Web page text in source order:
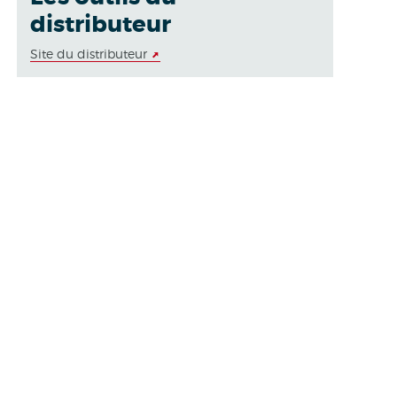
distributeur
Site du distributeur